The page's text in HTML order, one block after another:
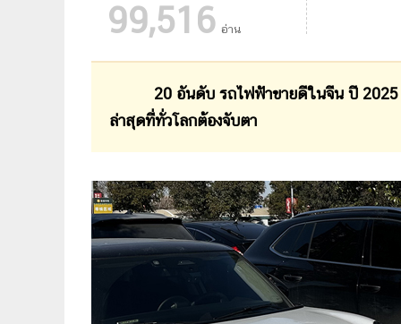
99,516 อ่าน
20 อันดับ รถไฟฟ้าขายดีในจีน ปี 2025 ล่
ล่าสุดที่ทั่วโลกต้องจับตา